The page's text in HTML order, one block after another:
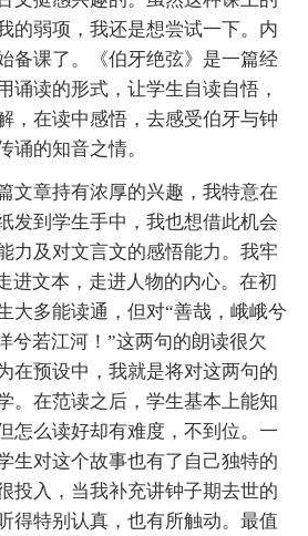
的弱项，我还是想尝试一下。内
备课了。《伯牙绝弦》是一篇经
诵读的形式，让学生自读自悟，
，在读中感悟，去感受伯牙与钟
诵的知音之情。
文章持有浓厚的兴趣，我特意在
发到学生手中，我也想借此机会
力及对文言文的感悟能力。我牢
进文本，走进人物的内心。在初
大多能读通，但对“善哉，峨峨兮
兮若江河！”这两句的朗读很欠
在预设中，我就是将对这两句的
。在范读之后，学生基本上能知
怎么读好却有难度，不到位。一
生对这个故事也有了自己独特的
投入，当我补充讲钟子期去世的
得特别认真，也有所触动。最值